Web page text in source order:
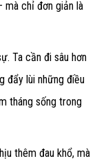
mà chỉ đơn giản là
Ta cần đi sâu hơn
đẩy lùi những điều
tháng sống trong
thêm đau khổ, mà